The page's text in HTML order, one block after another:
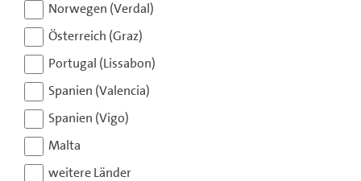
Norwegen (Verdal)
Österreich (Graz)
Portugal (Lissabon)
Spanien (Valencia)
Spanien (Vigo)
Malta
weitere Länder